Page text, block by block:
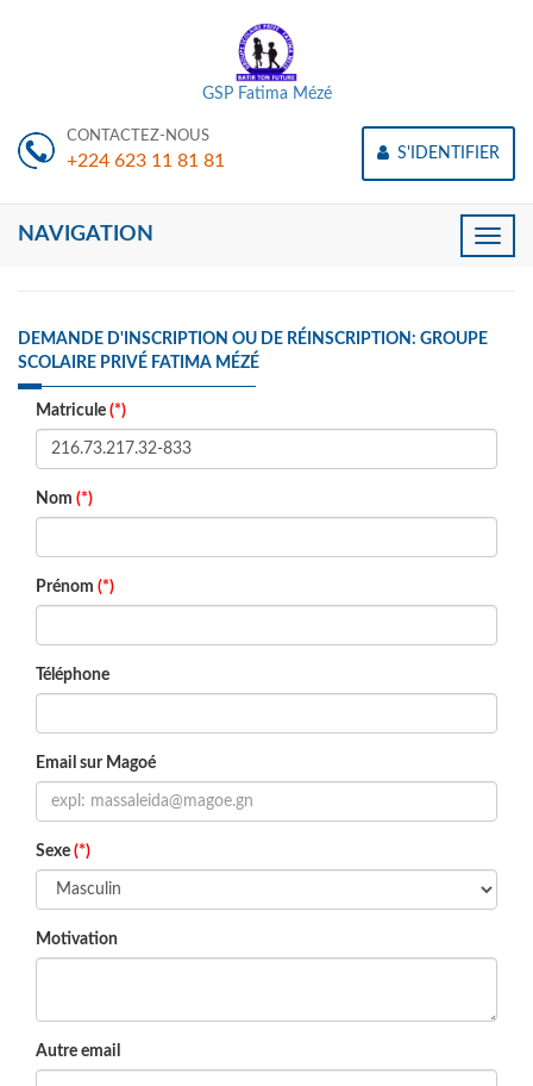
GSP Fatima Mézé
CONTACTEZ-NOUS
+224 623 11 81 81 S'IDENTIFIER
Toggle
NAVIGATION
DEMANDE D'INSCRIPTION OU DE RÉINSCRIPTION: GROUPE
SCOLAIRE PRIVÉ FATIMA MÉZÉ
Matricule (*)
Nom (*)
Prénom (*)
Téléphone
Email sur Magoé
Sexe (*)
Motivation
Autre email